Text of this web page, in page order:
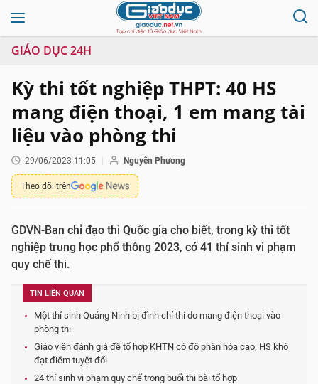
GIÁO DỤC 24H
Kỳ thi tốt nghiệp THPT: 40 HS
mang điện thoại, 1 em mang tài
liệu vào phòng thi
29/06/2023 11:05 Nguyên Phương
Theo dõi trên
GDVN-Ban chỉ đạo thi Quốc gia cho biết, trong kỳ thi tốt
nghiệp trung học phổ thông 2023, có 41 thí sinh vi phạm
quy chế thi.
TIN LIÊN QUAN
Một thí sinh Quảng Ninh bị đình chỉ thi do mang điện thoại vào
phòng thi
Giáo viên đánh giá đề tổ hợp KHTN có độ phân hóa cao, HS khó
đạt điểm tuyệt đối
24 thí sinh vi phạm quy chế trong buổi thi bài tổ hợp